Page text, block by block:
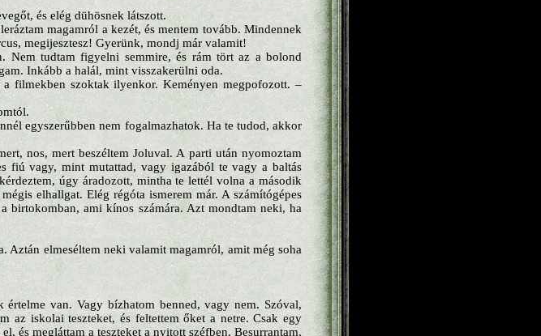
és elég dühösnek látszott.
magamról a kezét, és mentem tovább. Mindennek
megijesztesz! Gyerünk, mondj már valamit!
Nem tudtam figyelni semmire, és rám tört az a bolond
Inkább a halál, mint visszakerülni oda.
filmekben szoktak ilyenkor. Keményen megpofozott. –
egyszerűbben nem fogalmazhatok. Ha te tudod, akkor
nos, mert beszéltem Joluval. A parti után nyomoztam
fiú vagy, mint mutattad, vagy igazából te vagy a baltás
úgy áradozott, mintha te lettél volna a második
elhallgat. Elég régóta ismerem már. A számítógépes
birtokomban, ami kínos számára. Azt mondtam neki, ha
elmeséltem neki valamit magamról, amit még soha
van. Vagy bízhatom benned, vagy nem. Szóval,
az iskolai teszteket, és feltettem őket a netre. Csak egy
és megláttam a teszteket a nyitott széfben. Besurrantam,